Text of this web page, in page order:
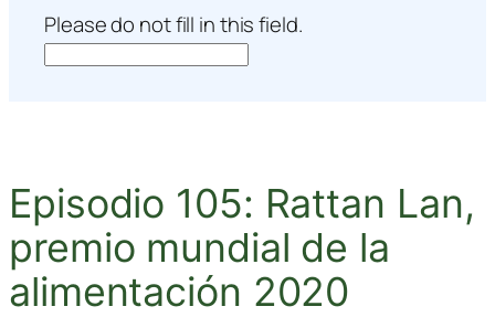
Please do not fill in this field.
Episodio 105: Rattan Lan,
premio mundial de la
alimentación 2020